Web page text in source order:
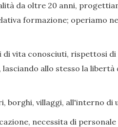
da oltre 20 anni,
formazione; operiamo
vita conosciuti, rispettosi
allo stesso la
borghi, villaggi, all'interno di
necessita di